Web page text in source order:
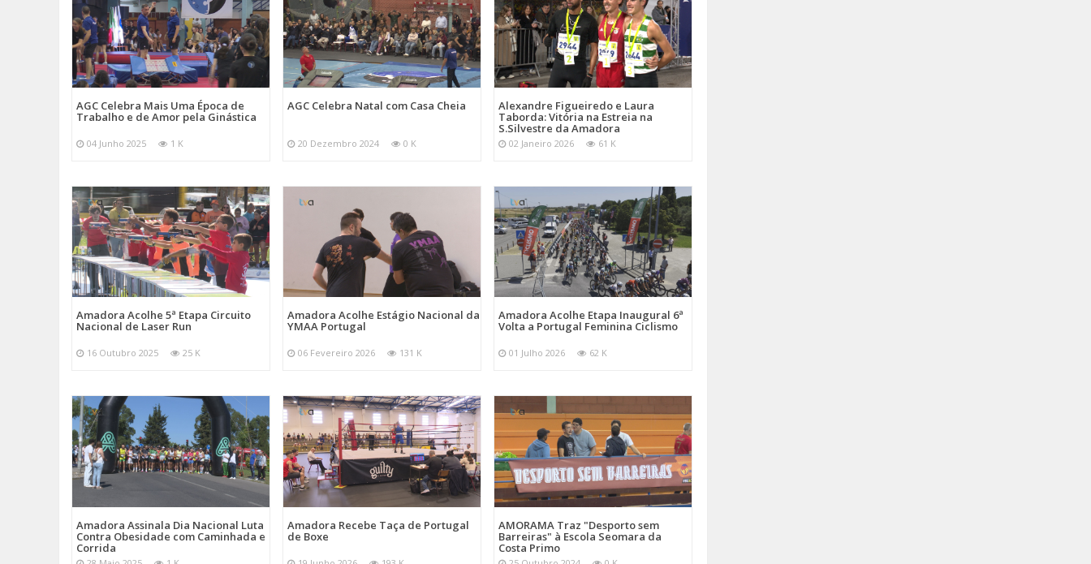
AGC Celebra Mais Uma Época de
Trabalho e de Amor pela Ginástica
04 Junho 2025 1 K
AGC Celebra Natal com Casa Cheia
20 Dezembro 2024 0 K
Alexandre Figueiredo e Laura
Taborda: Vitória na Estreia na
S.Silvestre da Amadora
02 Janeiro 2026 61 K
Amadora Acolhe 5ª Etapa Circuito
Nacional de Laser Run
16 Outubro 2025 25 K
Amadora Acolhe Estágio Nacional da
YMAA Portugal
06 Fevereiro 2026 131 K
Amadora Acolhe Etapa Inaugural 6ª
Volta a Portugal Feminina Ciclismo
01 Julho 2026 62 K
Amadora Assinala Dia Nacional Luta
Contra Obesidade com Caminhada e
Corrida
Amadora Recebe Taça de Portugal
de Boxe
AMORAMA Traz "Desporto sem
Barreiras" à Escola Seomara da
Costa Primo